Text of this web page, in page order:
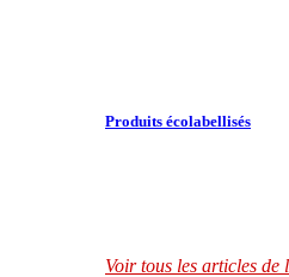
Produits écolabellisés
Voir tous les articles